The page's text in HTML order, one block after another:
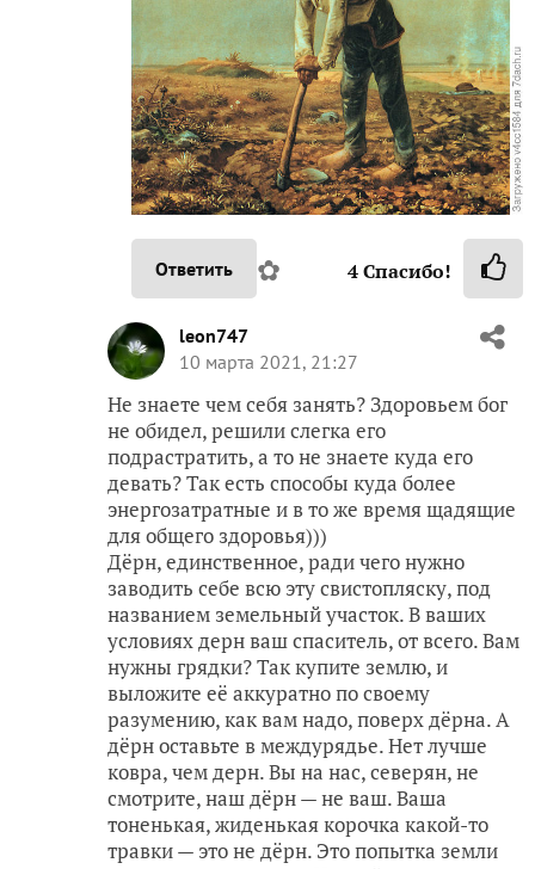
Ответить ✿ 4Спасибо!
leon747
10 марта 2021, 21:27
Не знаете чем себя занять? Здоровьем бог
не обидел, решили слегка его
подрастратить, а то не знаете куда его
девать? Так есть способы куда более
энергозатратные и в то же время щадящие
для общего здоровья)))
Дёрн, единственное, ради чего нужно
заводить себе всю эту свистопляску, под
названием земельный участок. В ваших
условиях дерн ваш спаситель, от всего. Вам
нужны грядки? Так купите землю, и
выложите её аккуратно по своему
разумению, как вам надо, поверх дёрна. А
дёрн оставьте в междурядье. Нет лучше
ковра, чем дерн. Вы на нас, северян, не
смотрите, наш дёрн — не ваш. Ваша
тоненькая, жиденькая корочка какой-то
травки — это не дёрн. Это попытка земли